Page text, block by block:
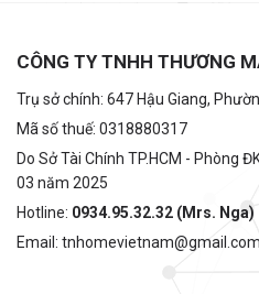
CÔNG TY TNHH THƯƠNG
Trụ sở chính: 647 Hậu Giang,
Mã số thuế: 0318880317
Do Sở Tài Chính TP.HCM - Phòng
03 năm 2025
Hotline: 0934.95.32.32 (Mrs. Nga)
Email: tnhomevietnam@gmail.com